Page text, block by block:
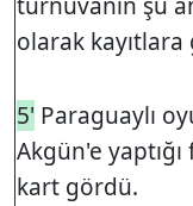
olarak kayıtlara
5' Paraguaylı
Akgün'e
kart gördü.